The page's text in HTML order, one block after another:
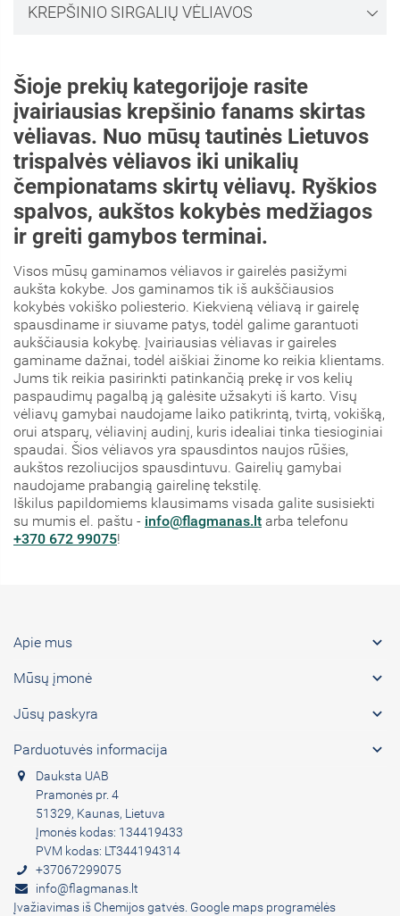
KREPŠINIO SIRGALIŲ VĖLIAVOS
Šioje prekių kategorijoje rasite
įvairiausias krepšinio fanams skirtas
vėliavas. Nuo mūsų tautinės Lietuvos
trispalvės vėliavos iki unikalių
čempionatams skirtų vėliavų. Ryškios
spalvos, aukštos kokybės medžiagos
ir greiti gamybos terminai.
Visos mūsų gaminamos vėliavos ir gairelės pasižymi
aukšta kokybe. Jos gaminamos tik iš aukščiausios
kokybės vokiško poliesterio. Kiekvieną vėliavą ir gairelę
spausdiname ir siuvame patys, todėl galime garantuoti
aukščiausia kokybę. Įvairiausias vėliavas ir gaireles
gaminame dažnai, todėl aiškiai žinome ko reikia klientams.
Jums tik reikia pasirinkti patinkančią prekę ir vos kelių
paspaudimų pagalbą ją galėsite užsakyti iš karto. Visų
vėliavų gamybai naudojame laiko patikrintą, tvirtą, vokišką,
orui atsparų, vėliavinį audinį, kuris idealiai tinka tiesioginiai
spaudai. Šios vėliavos yra spausdintos naujos rūšies,
aukštos rezoliucijos spausdintuvu. Gairelių gamybai
naudojame prabangią gairelinę tekstilę.
Iškilus papildomiems klausimams visada galite susisiekti
su mumis el. paštu - info@flagmanas.lt arba telefonu
+370 672 99075!
Apie mus 
Mūsų įmonė 
Jūsų paskyra 
Parduotuvės informacija 
Dauksta UAB
Pramonės pr. 4
51329, Kaunas, Lietuva
Įmonės kodas: 134419433
PVM kodas: LT344194314
+37067299075
info@flagmanas.lt
Įvažiavimas iš Chemijos gatvės. Google maps programėlės